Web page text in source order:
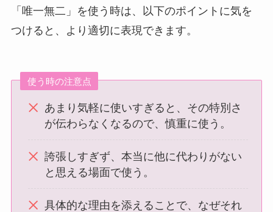
一喜一憂(いっきいちゆう)とは？意味や使い方
例文をわかりやすく解説
動・日本での取り組み・受験頻出ポイントまと
め
「唯一無二」を使う時は、以下のポイントに気を
つけると、より適切に表現できます。
使う時の注意点
あまり気軽に使いすぎると、その特別さ
が伝わらなくなるので、慎重に使う。
誇張しすぎず、本当に他に代わりがない
と思える場面で使う。
具体的な理由を添えることで、なぜそれ